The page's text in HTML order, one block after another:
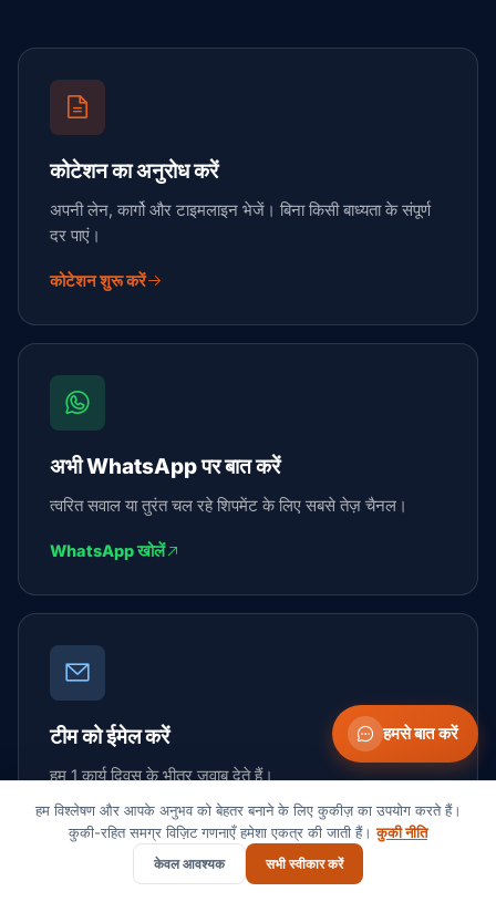
कोटेशन का अनुरोध करें
अपनी लेन, कार्गो और टाइमलाइन भेजें। बिना किसी बाध्यता के संपूर्ण
दर पाएं।
कोटेशन शुरू करें
अभी WhatsApp पर बात करें
त्वरित सवाल या तुरंत चल रहे शिपमेंट के लिए सबसे तेज़ चैनल।
WhatsApp खोलें
टीम को ईमेल करें
हम 1 कार्य दिवस के भीतर जवाब देते हैं।
contact@suaidglobal.com
हमसे बात करें
हम विश्लेषण और आपके अनुभव को बेहतर बनाने के लिए कुकीज़ का उपयोग करते हैं।
कुकी-रहित समग्र विज़िट गणनाएँ हमेशा एकत्र की जाती हैं।कुकी नीति
केवल आवश्यक सभी स्वीकार करें